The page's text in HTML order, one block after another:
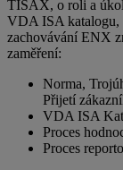
TISAX, o roli a
VDA ISA katalogu,
zachovávání ENX
zaměření:
Norma,
Přijetí
VDA ISA
Proces
Proces